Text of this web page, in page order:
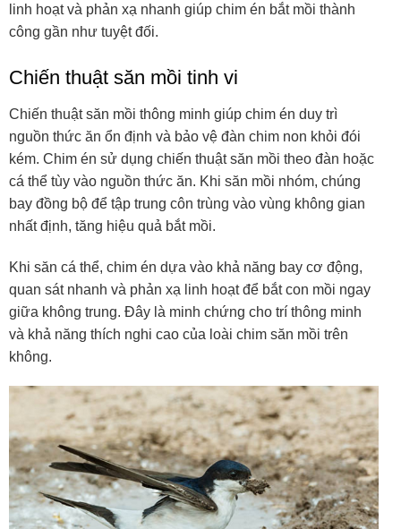
linh hoạt và phản xạ nhanh giúp chim én bắt mồi thành
công gần như tuyệt đối.
Chiến thuật săn mồi tinh vi
Chiến thuật săn mồi thông minh giúp chim én duy trì
nguồn thức ăn ổn định và bảo vệ đàn chim non khỏi đói
kém. Chim én sử dụng chiến thuật săn mồi theo đàn hoặc
cá thể tùy vào nguồn thức ăn. Khi săn mồi nhóm, chúng
bay đồng bộ để tập trung côn trùng vào vùng không gian
nhất định, tăng hiệu quả bắt mồi.
Khi săn cá thể, chim én dựa vào khả năng bay cơ động,
quan sát nhanh và phản xạ linh hoạt để bắt con mồi ngay
giữa không trung. Đây là minh chứng cho trí thông minh
và khả năng thích nghi cao của loài chim săn mồi trên
không.